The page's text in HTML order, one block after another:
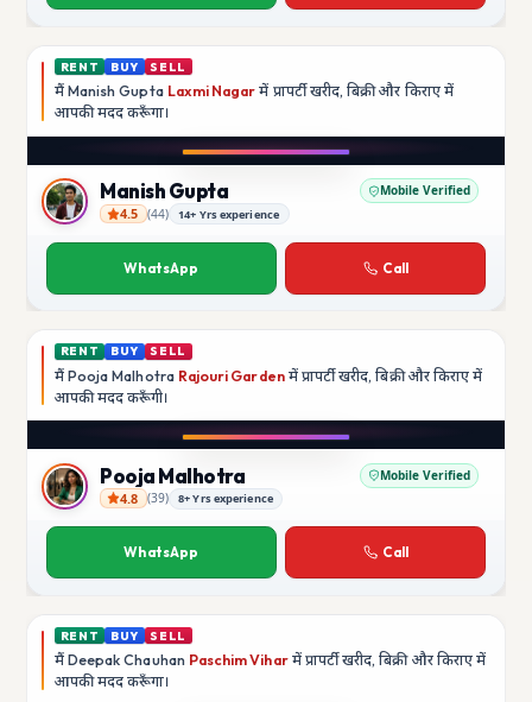
RENT BUY SELL
मैं Manish Gupta Laxmi Nagar में प्रापर्टी खरीद, बिक्री और किराए में
आपकी मददकरूँगा।
Manish Gupta
Manish Gupta Mobile Verified
4.5 (44) 14+ Yrs experience
WhatsApp Call
RENT BUY SELL
मैं Pooja Malhotra Rajouri Gardenमें प्रापर्टी खरीद, बिक्री और किराए में
आपकी मददकरूँगी।
Pooja Malhotra
Pooja Malhotra Mobile Verified
4.8 (39) 8+ Yrs experience
WhatsApp Call
RENT BUY SELL
मैं Deepak Chauhan Paschim Viharमें प्रापर्टी खरीद, बिक्री और किराए में
आपकी मददकरूँगा।